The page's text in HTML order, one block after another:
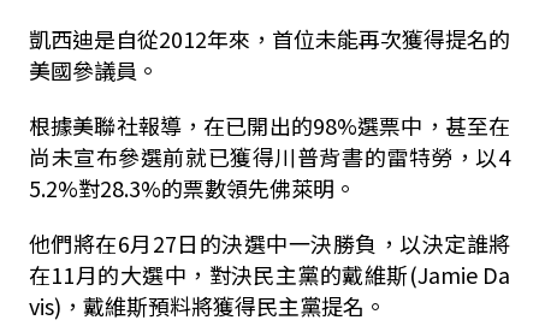
凱西迪是自從2012年來，首位未能再次獲得提名的
美國參議員。
根據美聯社報導，在已開出的98%選票中，甚至在
尚未宣布參選前就已獲得川普背書的雷特勞，以4
5.2%對28.3%的票數領先佛萊明。
他們將在6月27日的決選中一決勝負，以決定誰將
在11月的大選中，對決民主黨的戴維斯(Jamie Da
vis)，戴維斯預料將獲得民主黨提名。